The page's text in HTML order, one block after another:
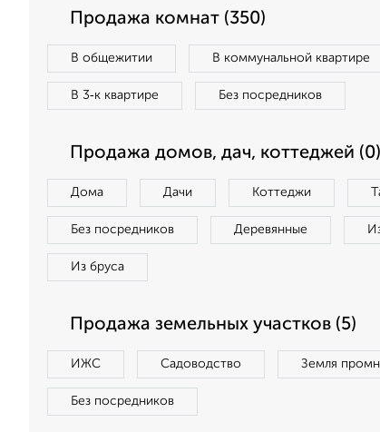
Продажа комнат (350)
В общежитии В коммунальной квартире
В 3‑к квартире Без посредников
Продажа домов, дач, коттеджей (0)
Дома Дачи Коттеджи
Без посредников Деревянные
Из бруса
Продажа земельных участков (5)
ИЖС Садоводство Земля
Без посредников